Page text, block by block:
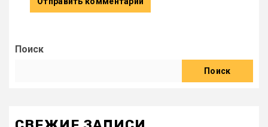
Поиск
Поиск